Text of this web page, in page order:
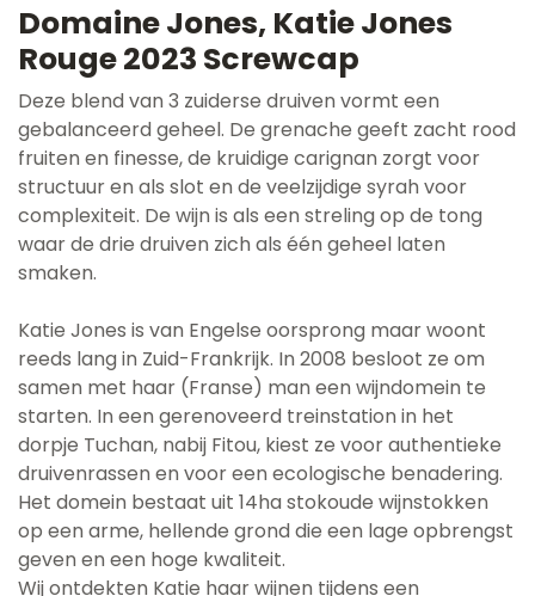
Domaine Jones, Katie Jones
Rouge 2023 Screwcap
Deze blend van 3 zuiderse druiven vormt een
gebalanceerd geheel. De grenache geeft zacht rood
fruiten en finesse, de kruidige carignan zorgt voor
structuur en als slot en de veelzijdige syrah voor
complexiteit. De wijn is als een streling op de tong
waar de drie druiven zich als één geheel laten
smaken.
Katie Jones is van Engelse oorsprong maar woont
reeds lang in Zuid-Frankrijk. In 2008 besloot ze om
samen met haar (Franse) man een wijndomein te
starten. In een gerenoveerd treinstation in het
dorpje Tuchan, nabij Fitou, kiest ze voor authentieke
druivenrassen en voor een ecologische benadering.
Het domein bestaat uit 14ha stokoude wijnstokken
op een arme, hellende grond die een lage opbrengst
geven en een hoge kwaliteit.
Wij ontdekten Katie haar wijnen tijdens een